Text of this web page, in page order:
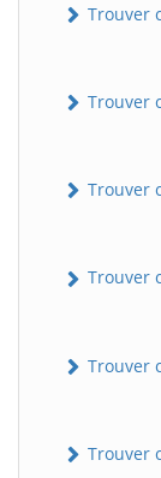
Trouver
Trouver
Trouver
Trouver
Trouver
Trouver